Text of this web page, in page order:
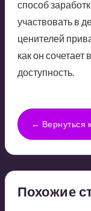
способ
участвовать в
ценителей
как он сочетает
доступность.
← Вернуться
Похожие